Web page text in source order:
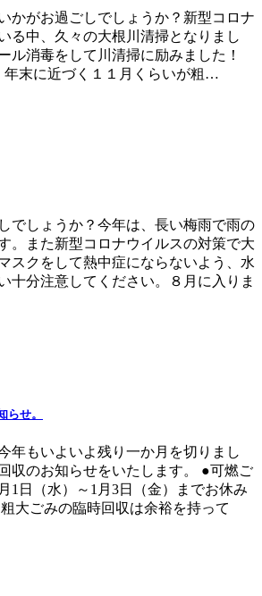
かがお過ごしでしょうか？新型コロナ
る中、久々の大根川清掃となりまし
ル消毒をして川清掃に励みました！
末に近づく１１月くらいが粗…
でしょうか？今年は、長い梅雨で雨の
。また新型コロナウイルスの対策で大
スクをして熱中症にならないよう、水
十分注意してください。８月に入りま
らせ。
年もいよいよ残り一か月を切りまし
収のお知らせをいたします。 ●可燃ご
1日（水）～1月3日（金）までお休み
大ごみの臨時回収は余裕を持って